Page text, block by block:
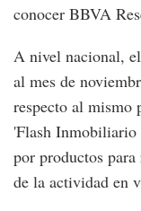
conocer BBVA
A nivel nacional,
al mes de
respecto al mismo
'Flash
por productos
de la actividad en